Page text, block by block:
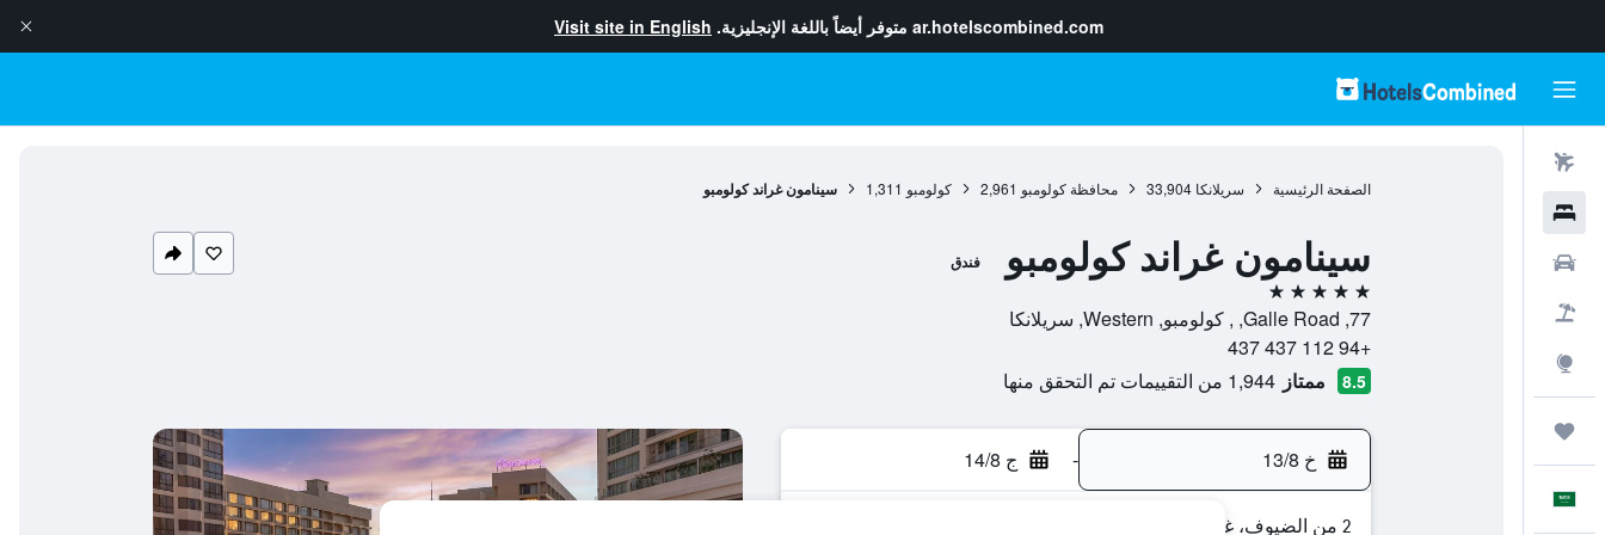
ar.hotelscombined.com متوفر أيضاً باللغة الإنجليزية. Visit site in English
الصفحة الرئيسية سريلانكا 33,904 محافظة كولومبو 2,961 كولومبو 1,311 سينامون غراند كولومبو
سينامون غراند كولومبو فندق
5 نجوم
77, Galle Road, , كولومبو, Western, سريلانكا
+94 112 437 437
8.5 ممتاز 1,944 من التقييمات تم التحقق منها
خ 13/8 - ج 14/8
2 من الضيوف، غرفة واحدة